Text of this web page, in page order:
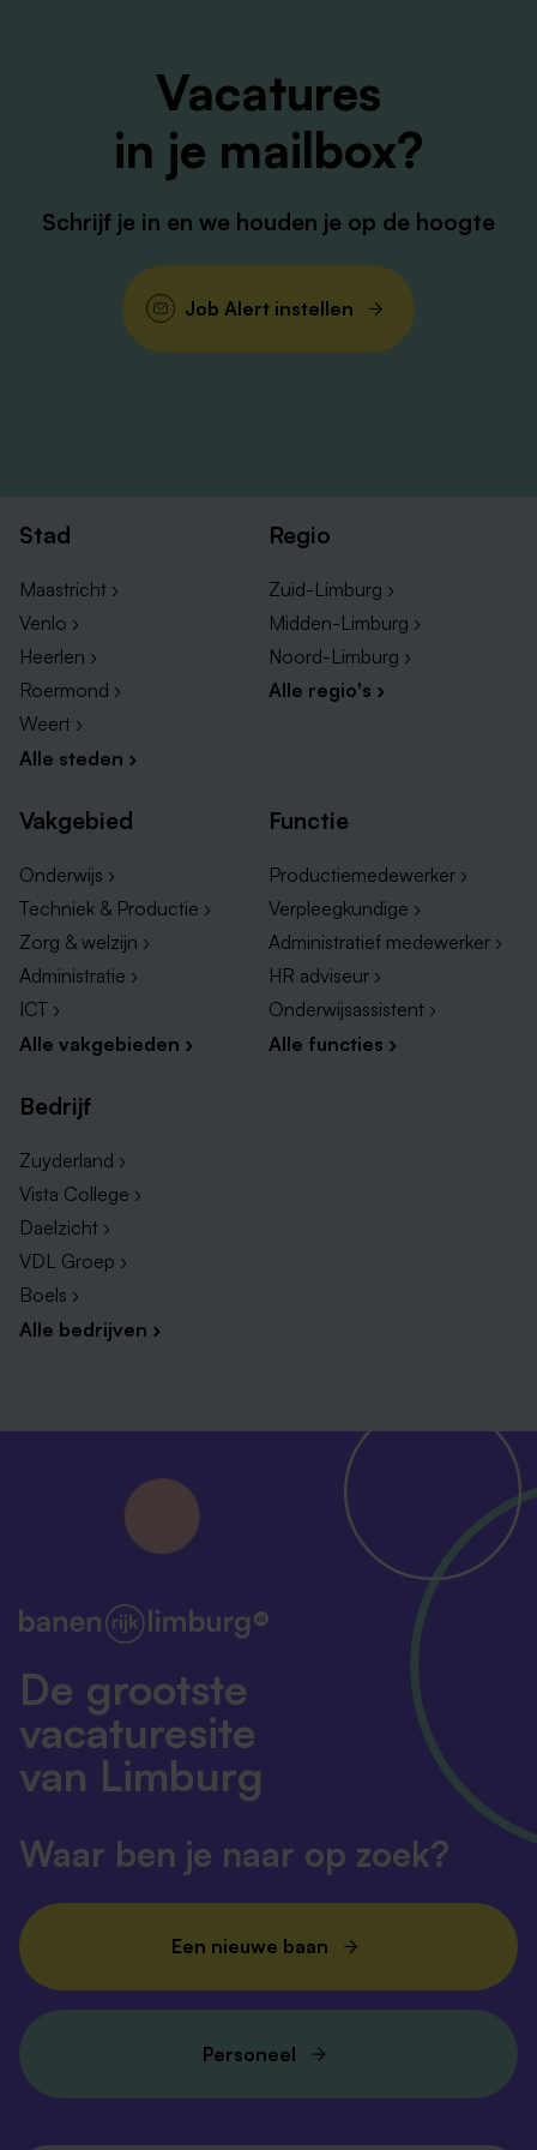
Wat neem je mee?
HBO werk- en denkniveau;
Je hebt minimaal 1 jaar aantoonbare ervaring in
recruitment of een vergelijkbare rol; liefst met
operationele en technische vacatures;
Engelse taal.
Heb je interesse? Ben je ervan overtuigd dat dit de
juiste baan voor jou is, upload dan je documenten.
Heb je nog vragen, neem dan contact op met onze
recruiter Dorus Kanen op.
Vacatures
in je mailbox?
Schrijf je in en we houden je op de hoogte
Job Alert instellen
Stad
Maastricht ›
Venlo ›
Heerlen ›
Roermond ›
Weert ›
Alle steden ›
Regio
Zuid-Limburg ›
Midden-Limburg ›
Noord-Limburg ›
Alle regio's ›
Vakgebied
Onderwijs ›
Techniek & Productie ›
Zorg & welzijn ›
Administratie ›
ICT ›
Alle vakgebieden ›
Functie
Productiemedewerker ›
Verpleegkundige ›
Administratief medewerker ›
HR adviseur ›
Onderwijsassistent ›
Alle functies ›
Bedrijf
Zuyderland ›
Vista College ›
Daelzicht ›
VDL Groep ›
Boels ›
Alle bedrijven ›
De grootste
vacaturesite
van Limburg
Waar ben je naar op zoek?
Een nieuwe baan
Personeel